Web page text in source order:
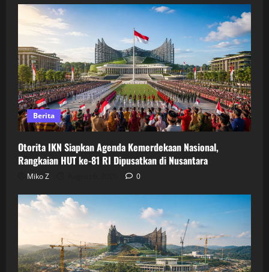
Berita
Otorita IKN Siapkan Agenda Kemerdekaan Nasional,
Rangkaian HUT ke-81 RI Dipusatkan di Nusantara
Miko Z 0